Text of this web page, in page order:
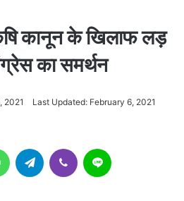
कानून के खिलाफ लड़
का समर्थन
2021 Last Updated: February 6, 2021
WhatsAppTelegram Viber